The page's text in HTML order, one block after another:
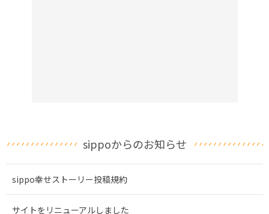
sippoからのお知らせ
sippo幸せストーリー投稿規約
サイトをリニューアルしました